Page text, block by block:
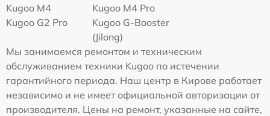
Kugoo M4
Kugoo M4 Pro
Kugoo G2 Pro
Kugoo G-Booster
(Jilong)
Мы занимаемся ремонтом и техническим
обслуживанием техники Kugoo по истечении
гарантийного периода. Наш центр в Кирове работает
независимо и не имеет официальной авторизации от
производителя. Цены на ремонт, указанные на сайте,